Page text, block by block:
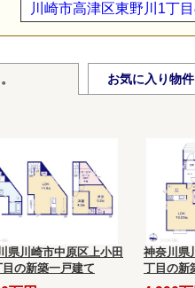
川崎市高津区東野川1丁
お気に入り物件
県川崎市中原区上小田
目の新築一戸建て
神奈川県
丁目の新